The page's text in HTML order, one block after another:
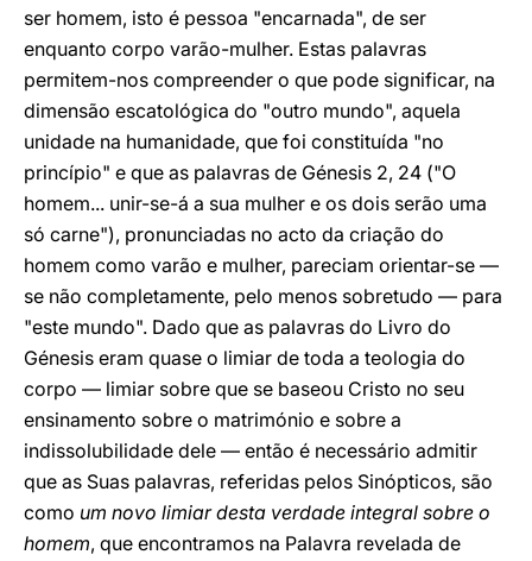
ser homem, isto é pessoa "encarnada", de ser
enquanto corpo varão-mulher. Estas palavras
permitem-nos compreender o que pode significar, na
dimensão escatológica do "outro mundo", aquela
unidade na humanidade, que foi constituída "no
princípio" e que as palavras de Génesis 2, 24 ("O
homem... unir-se-á a sua mulher e os dois serão uma
só carne"), pronunciadas no acto da criação do
homem como varão e mulher, pareciam orientar-se —
se não completamente, pelo menos sobretudo — para
"este mundo". Dado que as palavras do Livro do
Génesis eram quase o limiar de toda a teologia do
corpo — limiar sobre que se baseou Cristo no seu
ensinamento sobre o matrimónio e sobre a
indissolubilidade dele — então é necessário admitir
que as Suas palavras, referidas pelos Sinópticos, são
como um novo limiar desta verdade integral sobre o
homem, que encontramos na Palavra revelada de